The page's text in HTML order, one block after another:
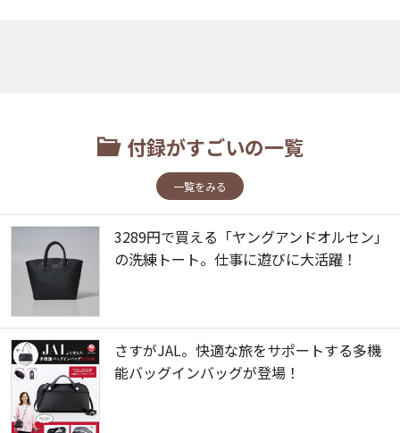
付録がすごいの一覧
一覧をみる
3289円で買える「ヤングアンドオルセン」
の洗練トート。仕事に遊びに大活躍！
さすがJAL。快適な旅をサポートする多機
能バッグインバッグが登場！